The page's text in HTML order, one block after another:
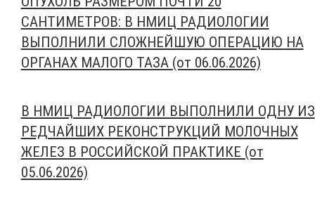
САНТИМЕТРОВ: В НМИЦ РАДИОЛОГИИ
ВЫПОЛНИЛИ СЛОЖНЕЙШУЮ ОПЕРАЦИЮ НА
ОРГАНАХ МАЛОГО ТАЗА (от 06.06.2026)
В НМИЦ РАДИОЛОГИИ ВЫПОЛНИЛИ ОДНУ ИЗ
РЕДЧАЙШИХ РЕКОНСТРУКЦИЙ МОЛОЧНЫХ
ЖЕЛЕЗ В РОССИЙСКОЙ ПРАКТИКЕ (от
05.06.2026)